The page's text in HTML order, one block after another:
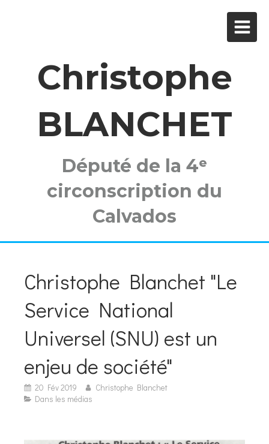
Christophe
BLANCHET
Député de la 4ᵉ
circonscription du
Calvados
Christophe Blanchet "Le
Service National
Universel (SNU) est un
enjeu de société"
20 Fév 2019
Christophe Blanchet
Dans les médias